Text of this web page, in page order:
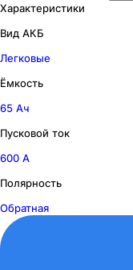
Характеристики
Вид АКБ
Легковые
Ёмкость
65 Ач
Пусковой ток
600 А
Полярность
Обратная